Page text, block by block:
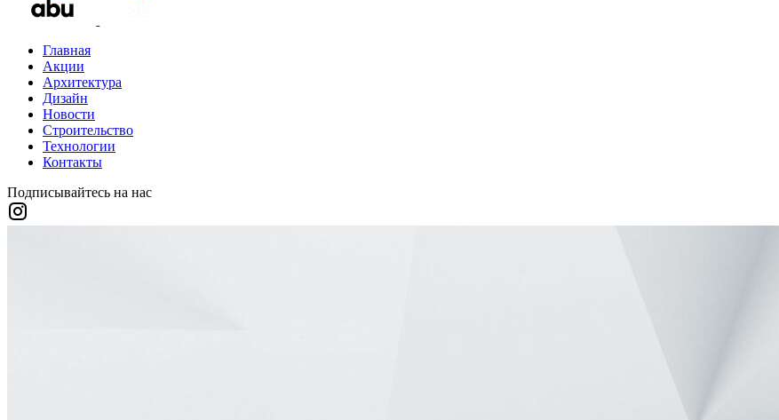
Главная
Акции
Архитектура
Дизайн
Новости
Строительство
Технологии
Контакты
Подписывайтесь на нас